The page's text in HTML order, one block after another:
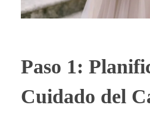
Paso 1:
Cuidado del